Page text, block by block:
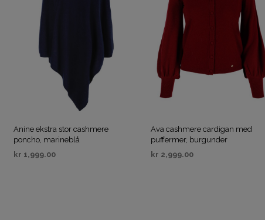
Anine ekstra stor cashmere
poncho, marineblå
kr 1,999.00
Ava cashmere cardigan med
puffermer, burgunder
kr 2,999.00